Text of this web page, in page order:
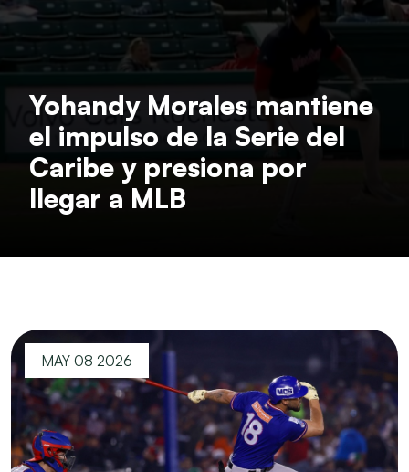
Yohandy Morales mantiene
el impulso de la Serie del
Caribe y presiona por
llegar a MLB
MAY 08 2026